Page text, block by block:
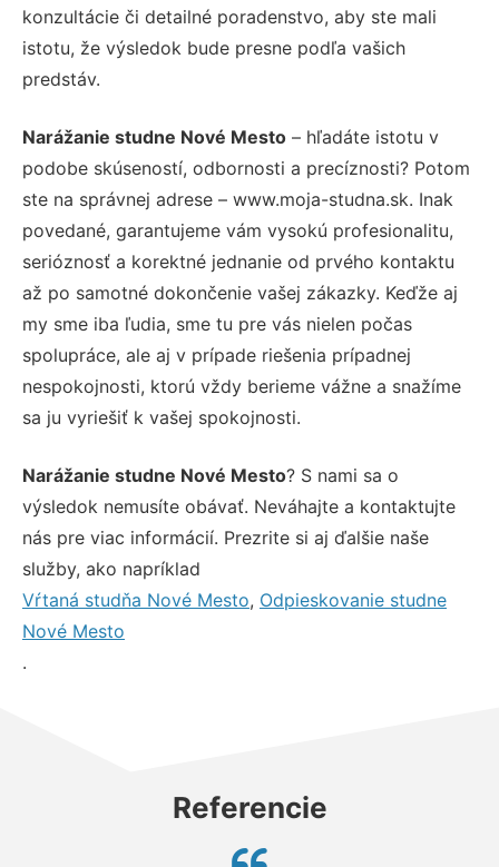
konzultácie či detailné poradenstvo, aby ste mali
istotu, že výsledok bude presne podľa vašich
predstáv.
Narážanie studne Nové Mesto – hľadáte istotu v
podobe skúseností, odbornosti a precíznosti? Potom
ste na správnej adrese – www.moja-studna.sk. Inak
povedané, garantujeme vám vysokú profesionalitu,
serióznosť a korektné jednanie od prvého kontaktu
až po samotné dokončenie vašej zákazky. Keďže aj
my sme iba ľudia, sme tu pre vás nielen počas
spolupráce, ale aj v prípade riešenia prípadnej
nespokojnosti, ktorú vždy berieme vážne a snažíme
sa ju vyriešiť k vašej spokojnosti.
Narážanie studne Nové Mesto? S nami sa o
výsledok nemusíte obávať. Neváhajte a kontaktujte
nás pre viac informácií. Prezrite si aj ďalšie naše
služby, ako napríklad
Vŕtaná studňa Nové Mesto, Odpieskovanie studne
Nové Mesto
.
Referencie